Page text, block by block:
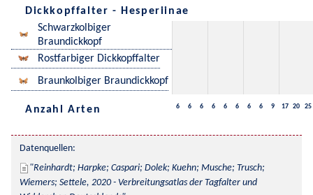
Dickkopffalter - Hesperiinae
Schwarzkolbiger
Braundickkopf
Rostfarbiger Dickkopffalter
Braunkolbiger Braundickkopf
Anzahl Arten 6 6 6 6 6 6 6 6 9 17 20 25
Datenquellen:
Reinhardt; Harpke; Caspari; Dolek; Kuehn; Musche; Trusch;
Wiemers; Settele, 2020 - Verbreitungsatlas der Tagfalter und